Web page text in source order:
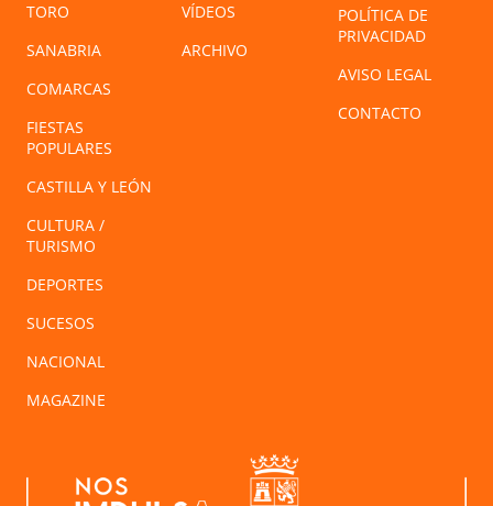
TORO
SANABRIA
COMARCAS
FIESTAS
POPULARES
CASTILLA Y LEÓN
CULTURA /
TURISMO
DEPORTES
SUCESOS
NACIONAL
MAGAZINE
VÍDEOS
ARCHIVO
POLÍTICA DE
PRIVACIDAD
AVISO LEGAL
CONTACTO